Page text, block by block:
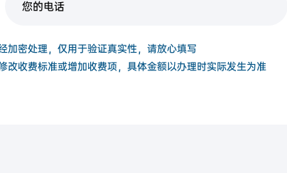
加密处理，仅用于验证真实性，请放心填写
改收费标准或增加收费项，具体金额以办理时实际发生为准